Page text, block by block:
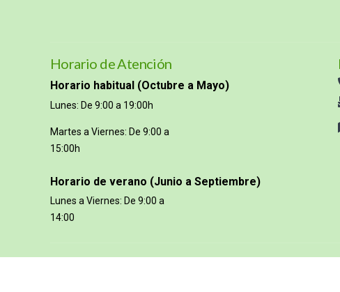
Horario de Atención
Horario habitual (Octubre a Mayo)
Lunes: De 9:00 a 19:00h
Martes a Viernes: De 9:00 a
15:00h
Horario de verano (Junio a Septiembre)
Lunes a Viernes: De 9:00 a
14:00